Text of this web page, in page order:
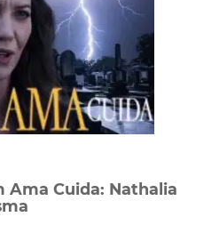
Ama Cuida: Nathalia